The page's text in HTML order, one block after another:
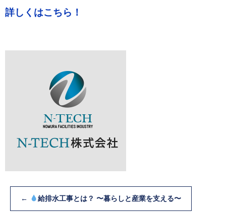
詳しくはこちら！
← 給排水工事とは？ 〜暮らしと産業を支える〜